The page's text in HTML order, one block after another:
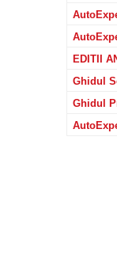
EDITII
Ghidul
Ghidul